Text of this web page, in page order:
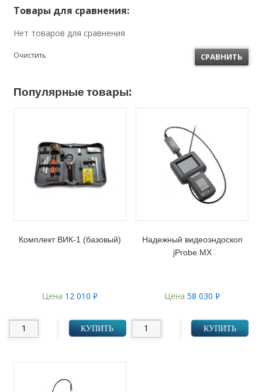
Товары для сравнения:
Нет товаров для сравнения
Очистить СРАВНИТЬ
Популярные товары:
Комплект ВИК-1 (базовый)
Цена 12 010 Р
КУПИТЬ
Надежный видеоэндоскоп
jProbe MX
Цена58 030Р
КУПИТЬ